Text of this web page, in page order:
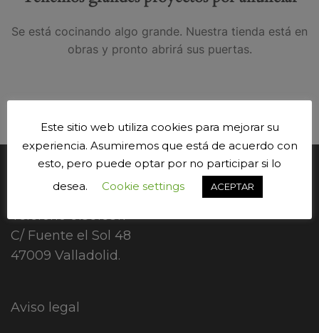
Se está cocinando algo grande. Nuestra tienda está en
obras y pronto abrirá sus puertas.
Teléfono615616817
C/ Fuente el Sol 48
47009 Valladolid.
Aviso legal
Este sitio web utiliza cookies para mejorar su
experiencia. Asumiremos que está de acuerdo con
esto, pero puede optar por no participar si lo
desea.
Cookie settings ACEPTAR